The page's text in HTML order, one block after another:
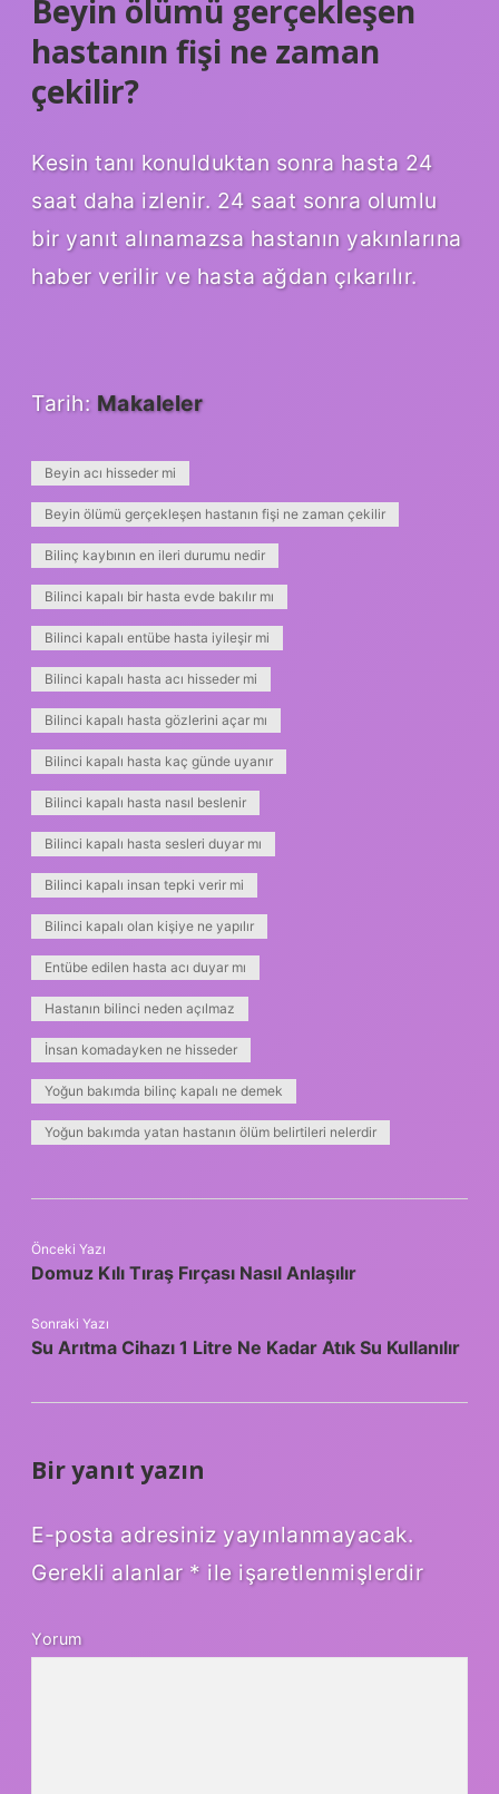
Beyin ölümü gerçekleşen
hastanın fişi ne zaman
çekilir?
Kesin tanı konulduktan sonra hasta 24
saat daha izlenir. 24 saat sonra olumlu
bir yanıt alınamazsa hastanın yakınlarına
haber verilir ve hasta ağdan çıkarılır.
Tarih: Makaleler
Beyin acı hisseder mi
Beyin ölümü gerçekleşen hastanın fişi ne zaman çekilir
Bilinç kaybının en ileri durumu nedir
Bilinci kapalı bir hasta evde bakılır mı
Bilinci kapalı entübe hasta iyileşir mi
Bilinci kapalı hasta acı hisseder mi
Bilinci kapalı hasta gözlerini açar mı
Bilinci kapalı hasta kaç günde uyanır
Bilinci kapalı hasta nasıl beslenir
Bilinci kapalı hasta sesleri duyar mı
Bilinci kapalı insan tepki verir mi
Bilinci kapalı olan kişiye ne yapılır
Entübe edilen hasta acı duyar mı
Hastanın bilinci neden açılmaz
İnsan komadayken ne hisseder
Yoğun bakımda bilinç kapalı ne demek
Yoğun bakımda yatan hastanın ölüm belirtileri nelerdir
Önceki Yazı
Domuz Kılı Tıraş Fırçası Nasıl Anlaşılır
Sonraki Yazı
Su Arıtma Cihazı 1 Litre Ne Kadar Atık Su Kullanılır
Bir yanıt yazın
E-posta adresiniz yayınlanmayacak.
Gerekli alanlar * ile işaretlenmişlerdir
Yorum